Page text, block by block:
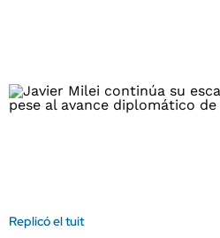
Replicó el tuit